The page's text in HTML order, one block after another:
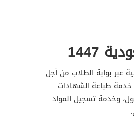
1447
عبر بوابة الطلاب من أجل
خدمة طباعة الشهادات
وخدمة تسجيل المواد